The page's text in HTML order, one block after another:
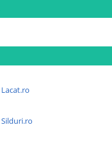
Lacat.ro
Silduri.ro